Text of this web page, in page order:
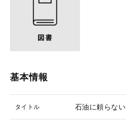
基本情報
タイトル 石油に頼らない